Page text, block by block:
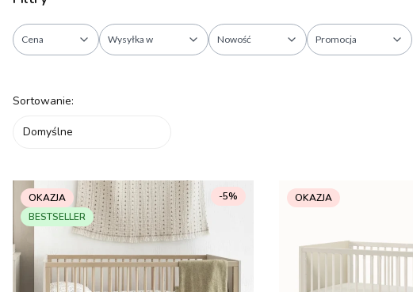
Cena Wysyłka w Nowość Promocja
Lista produktów
Sortowanie:
Domyślne
OKAZJA
BESTSELLER
-5% OKAZJA